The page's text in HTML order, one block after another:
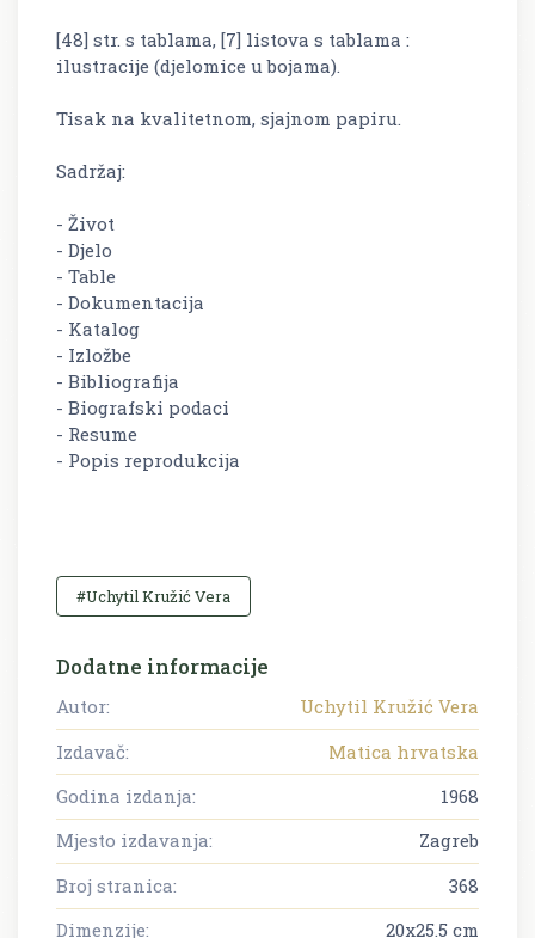
[48] str. s tablama, [7] listova s tablama :
ilustracije (djelomice u bojama).
Tisak na kvalitetnom, sjajnom papiru.
Sadržaj:
- Život
- Djelo
- Table
- Dokumentacija
- Katalog
- Izložbe
- Bibliografija
- Biografski podaci
- Resume
- Popis reprodukcija
#Uchytil Kružić Vera
Dodatne informacije
Autor:
Uchytil Kružić Vera
Izdavač:
Matica hrvatska
Godina izdanja:
1968
Mjesto izdavanja:
Zagreb
Broj stranica:
368
Dimenzije:
20x25.5 cm